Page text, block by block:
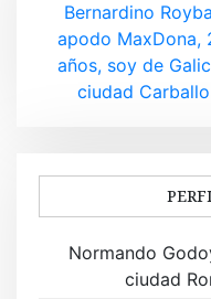
a
v
Bernardino
apodo MaxDona,
años, soy de
ciudad Carballo
Normando
ciudad